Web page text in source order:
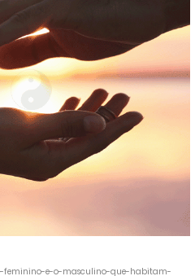
feminino-e-o-masculino-que-habitam-